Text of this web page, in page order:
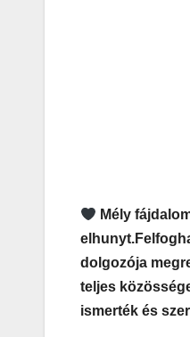
Mély
elhunyt.
dolgozója
teljes
ismerték és